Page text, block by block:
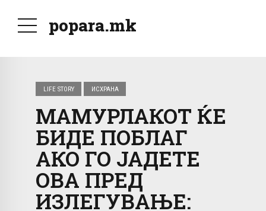
popara.mk
LIFE STORY ИСХРАНА
МАМУРЛАКОТ ЌЕ
БИДЕ ПОБЛАГ
АКО ГО ЈАДЕТЕ
ОВА ПРЕД
ИЗЛЕГУВАЊЕ: